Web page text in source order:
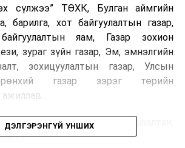
сүлжээ” ТӨХК, Булган аймгийн
барилга, хот байгуулалтын газар,
яам, Газар зохион
зураг зүйн газар, Эм, эмнэлгийн
зохицуулалтын газар, Улсын
газар зэрэг төрийн
ажиллав.
сургалтад 370 албан тушаалтан,
ДЭЛГЭРЭНГҮЙ УНШИХ